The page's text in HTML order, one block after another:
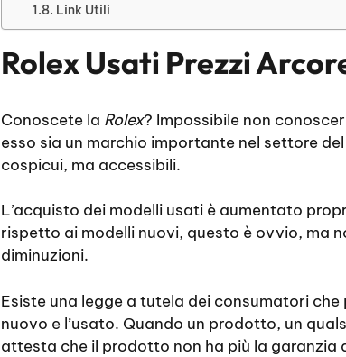
Link Utili
Rolex Usati Prezzi
Conoscete la Rolex? Impossibile non
esso sia un marchio importante nel settore
cospicui, ma accessibili.
L’acquisto dei modelli usati è aumentato
rispetto ai modelli nuovi, questo è ovvio, ma
diminuzioni.
Esiste una legge a tutela dei consumatori
nuovo e l’usato. Quando un prodotto, un
attesta che il prodotto non ha più la